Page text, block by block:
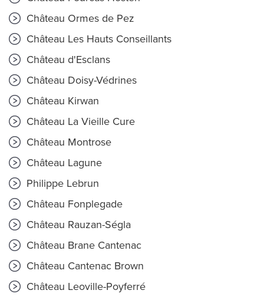
Château Ormes de Pez
Château Les Hauts Conseillants
Château d'Esclans
Château Doisy-Védrines
Château Kirwan
Château La Vieille Cure
Château Montrose
Château Lagune
Philippe Lebrun
Château Fonplegade
Château Rauzan-Ségla
Château Brane Cantenac
Château Cantenac Brown
Château Leoville-Poyferré